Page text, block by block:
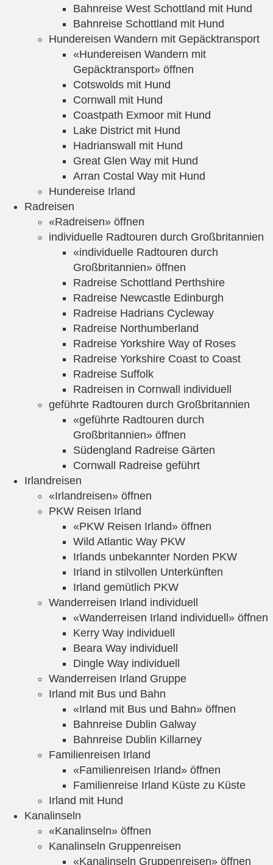
Bahnreise West Schottland mit Hund
Bahnreise Schottland mit Hund
Hundereisen Wandern mit Gepäcktransport
«Hundereisen Wandern mit
Gepäcktransport» öffnen
Cotswolds mit Hund
Cornwall mit Hund
Coastpath Exmoor mit Hund
Lake District mit Hund
Hadrianswall mit Hund
Great Glen Way mit Hund
Arran Costal Way mit Hund
Hundereise Irland
Radreisen
«Radreisen» öffnen
individuelle Radtouren durch Großbritannien
«individuelle Radtouren durch
Großbritannien» öffnen
Radreise Schottland Perthshire
Radreise Newcastle Edinburgh
Radreise Hadrians Cycleway
Radreise Northumberland
Radreise Yorkshire Way of Roses
Radreise Yorkshire Coast to Coast
Radreise Suffolk
Radreisen in Cornwall individuell
geführte Radtouren durch Großbritannien
«geführte Radtouren durch
Großbritannien» öffnen
Südengland Radreise Gärten
Cornwall Radreise geführt
Irlandreisen
«Irlandreisen» öffnen
PKW Reisen Irland
«PKW Reisen Irland» öffnen
Wild Atlantic Way PKW
Irlands unbekannter Norden PKW
Irland in stilvollen Unterkünften
Irland gemütlich PKW
Wanderreisen Irland individuell
«Wanderreisen Irland individuell» öffnen
Kerry Way individuell
Beara Way individuell
Dingle Way individuell
Wanderreisen Irland Gruppe
Irland mit Bus und Bahn
«Irland mit Bus und Bahn» öffnen
Bahnreise Dublin Galway
Bahnreise Dublin Killarney
Familienreisen Irland
«Familienreisen Irland» öffnen
Familienreise Irland Küste zu Küste
Irland mit Hund
Kanalinseln
«Kanalinseln» öffnen
Kanalinseln Gruppenreisen
«Kanalinseln Gruppenreisen» öffnen